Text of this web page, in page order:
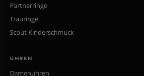
Partnerringe
Trauringe
Scout Kinderschmuck
UHREN
Damenuhren